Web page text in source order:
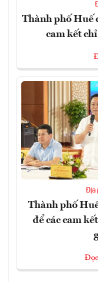
Thành phố Huế
cam kết
Địa
Thành phố
để các cam